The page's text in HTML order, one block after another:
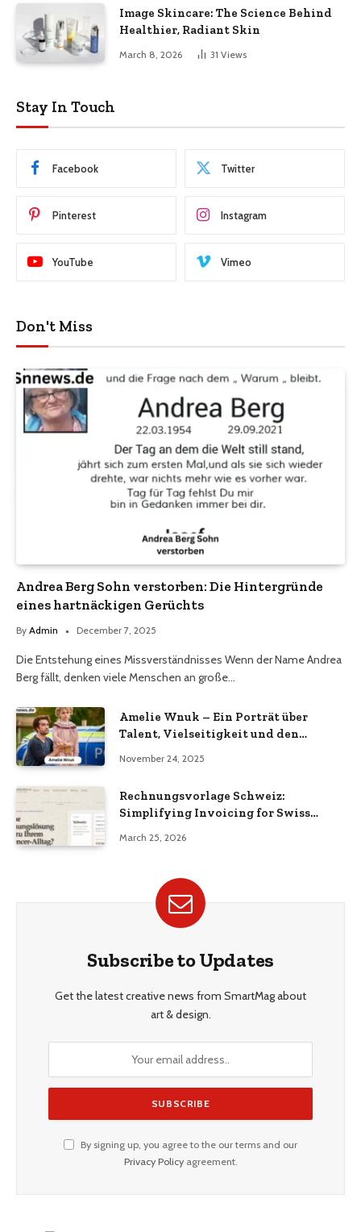
Image Skincare: The Science Behind
Healthier, Radiant Skin
March 8, 2026 31 Views
Stay In Touch
Facebook Twitter
Pinterest Instagram
YouTube Vimeo
Don't Miss
Andrea Berg Sohn verstorben: Die Hintergründe
eines hartnäckigen Gerüchts
By Admin December 7, 2025
Die Entstehung eines Missverständnisses Wenn der Name Andrea
Berg fällt, denken viele Menschen an große…
Amelie Wnuk – Ein Porträt über
Talent, Vielseitigkeit und den
November 24, 2025
Rechnungsvorlage Schweiz:
Simplifying Invoicing for Swiss
March 25, 2026
Subscribe to Updates
Get the latest creative news from SmartMag about
art & design.
By signing up, you agree to the our terms and our
Privacy Policyagreement.